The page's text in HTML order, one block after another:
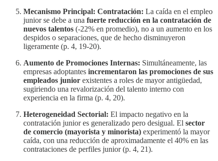
Mecanismo Principal: Contratación: La caída en el empleo
junior se debe a una fuerte reducción en la contratación de
nuevos talentos (-22% en promedio), no a un aumento en los
despidos o separaciones, que de hecho disminuyeron
ligeramente (p. 4, 19-20).
Aumento de Promociones Internas: Simultáneamente, las
empresas adoptantes incrementaron las promociones de sus
empleados junior existentes a roles de mayor antigüedad,
sugiriendo una revalorización del talento interno con
experiencia en la firma (p. 4, 20).
Heterogeneidad Sectorial: El impacto negativo en la
contratación junior es generalizado pero desigual. El sector
de comercio (mayorista y minorista) experimentó la mayor
caída, con una reducción de aproximadamente el 40% en las
contrataciones de perfiles junior (p. 4, 21).